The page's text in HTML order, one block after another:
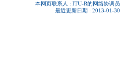
本网页联系人 : ITU-R的网络协调员
最近更新日期 : 2013-01-30